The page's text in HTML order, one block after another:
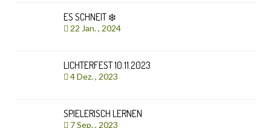
ES SCHNEIT ❄️
22 Jan. , 2024
LICHTERFEST 10.11.2023
4 Dez. , 2023
SPIELERISCH LERNEN
7 Sep. , 2023